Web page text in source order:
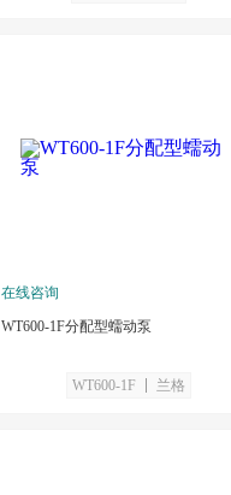
在线咨询
WT600-1F分配型蠕动泵
WT600-1F 兰格